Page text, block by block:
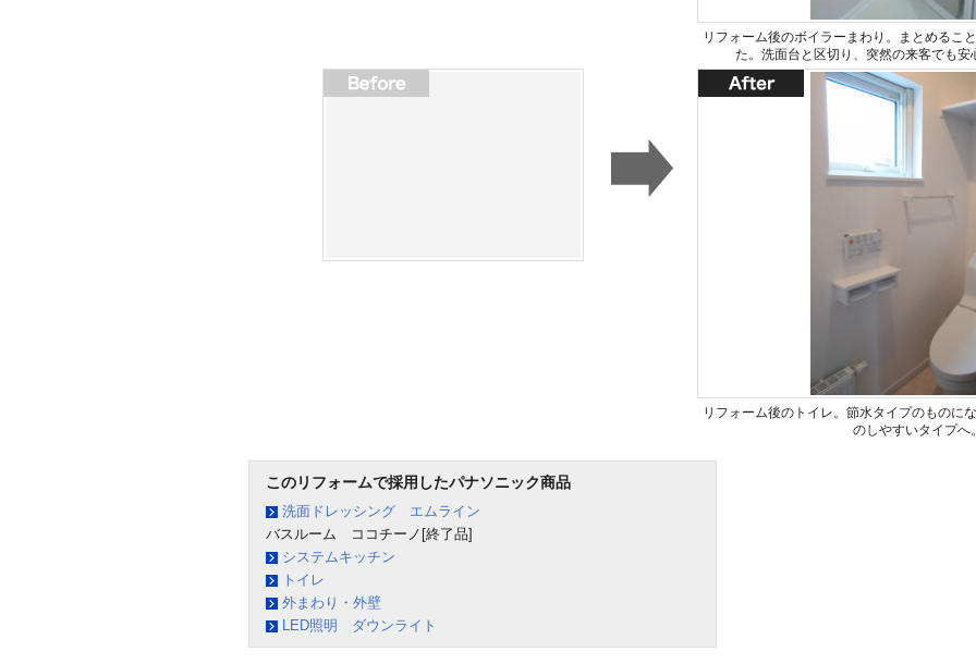
リフォーム後のボイラーまわり。まとめるこ
た。洗面台と区切り、突然の来客でも安
リフォーム後のトイレ。節水タイプのものに
のしやすいタイプへ
このリフォームで採用したパナソニック商品
洗面ドレッシング エムライン
バスルーム ココチーノ[終了品]
システムキッチン
トイレ
外まわり・外壁
LED照明 ダウンライト